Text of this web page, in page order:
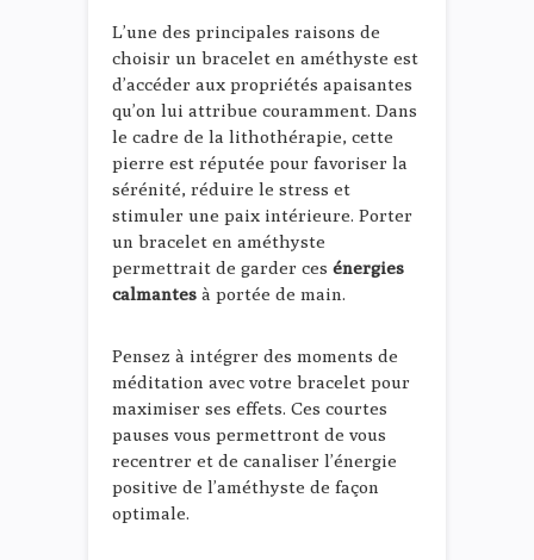
L’une des principales raisons de
choisir un bracelet en améthyste est
d’accéder aux propriétés apaisantes
qu’on lui attribue couramment. Dans
le cadre de la lithothérapie, cette
pierre est réputée pour favoriser la
sérénité, réduire le stress et
stimuler une paix intérieure. Porter
un bracelet en améthyste
permettrait de garder ces énergies
calmantes à portée de main.
Pensez à intégrer des moments de
méditation avec votre bracelet pour
maximiser ses effets. Ces courtes
pauses vous permettront de vous
recentrer et de canaliser l’énergie
positive de l’améthyste de façon
optimale.